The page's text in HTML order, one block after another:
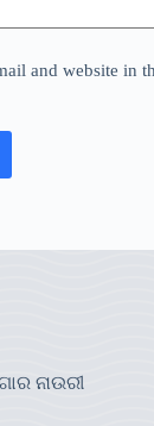
and website in
ନାଉରୀ